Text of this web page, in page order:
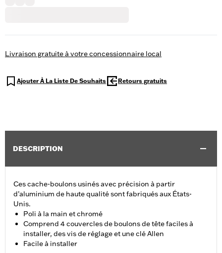
Livraison gratuite à votre concessionnaire local
Ajouter À La Liste De Souhaits Retours gratuits
DESCRIPTION
Ces cache-boulons usinés avec précision à partir
d’aluminium de haute qualité sont fabriqués aux États-
Unis.
Poli à la main et chromé
Comprend 4 couvercles de boulons de tête faciles à
installer, des vis de réglage et une clé Allen
Facile à installer